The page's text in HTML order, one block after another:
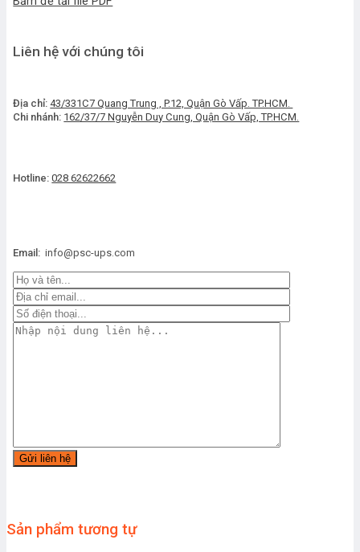
Liên hệ với chúng tôi
Địa chỉ: 43/331C7 Quang Trung , P.12, Quận Gò Vấp. TP.HCM.
Chi nhánh: 162/37/7 Nguyễn Duy Cung, Quận Gò Vấp, TP.HCM.
Hotline: 028 62622662
Email: info@psc-ups.com
Sản phẩm tương tự